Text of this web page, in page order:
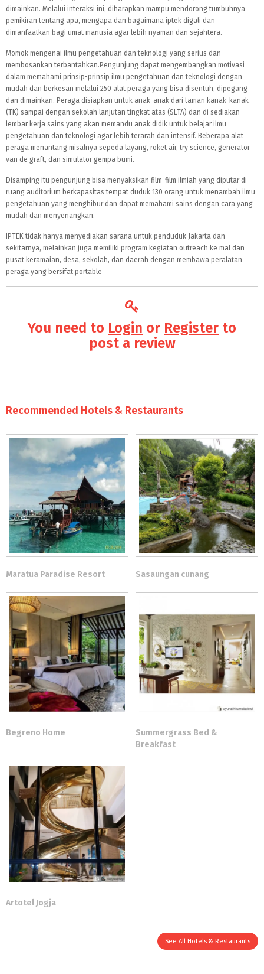
dimainkan. Melalui interaksi ini, diharapkan mampu mendorong tumbuhnya
pemikiran tentang apa, mengapa dan bagaimana iptek digali dan
dimanfaatkan bagi umat manusia agar lebih nyaman dan sejahtera.
Momok mengenai ilmu pengetahuan dan teknologi yang serius dan
membosankan terbantahkan.Pengunjung dapat mengembangkan motivasi
dalam memahami prinsip-prinsip ilmu pengetahuan dan teknologi dengan
mudah dan berkesan melalui 250 alat peraga yang bisa disentuh, dipegang
dan dimainkan. Peraga disiapkan untuk anak-anak dari taman kanak-kanak
(TK) sampai dengan sekolah lanjutan tingkat atas (SLTA) dan di sediakan
lembar kerja sains yang akan memandu anak didik untuk belajar ilmu
pengetahuan dan teknologi agar lebih terarah dan intensif. Beberapa alat
peraga menantang misalnya sepeda layang, roket air, try science, generator
van de graft, dan simulator gempa bumi.
Disamping itu pengunjung bisa menyaksikan film-film ilmiah yang diputar di
ruang auditorium berkapasitas tempat duduk 130 orang untuk menambah ilmu
pengetahuan yang menghibur dan dapat memahami sains dengan cara yang
mudah dan menyenangkan.
IPTEK tidak hanya menyediakan sarana untuk penduduk Jakarta dan
sekitarnya, melainkan juga memiliki program kegiatan outreach ke mal dan
pusat keramaian, desa, sekolah, dan daerah dengan membawa peralatan
peraga yang bersifat portable
You need to Login or Register to
post a review
Recommended Hotels & Restaurants
Maratua Paradise Resort Sasaungan cunang
Begreno Home
Summergrass Bed &
Breakfast
Artotel Jogja
See All Hotels & Restaurants